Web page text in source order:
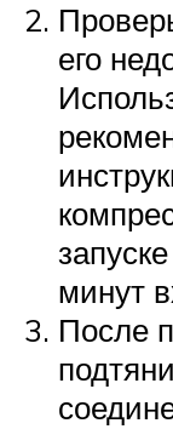
его
минут
После